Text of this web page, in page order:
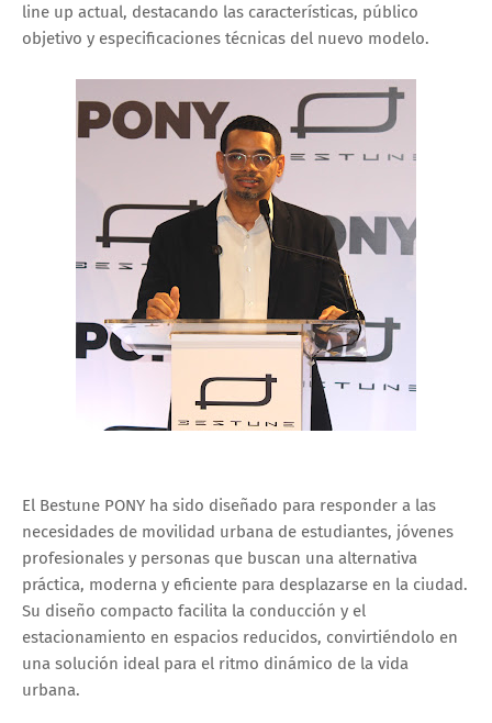
line up actual, destacando las características, público
objetivo y especificaciones técnicas del nuevo modelo.
El Bestune PONY ha sido diseñado para responder a las
necesidades de movilidad urbana de estudiantes, jóvenes
profesionales y personas que buscan una alternativa
práctica, moderna y eficiente para desplazarse en la ciudad.
Su diseño compacto facilita la conducción y el
estacionamiento en espacios reducidos, convirtiéndolo en
una solución ideal para el ritmo dinámico de la vida
urbana.